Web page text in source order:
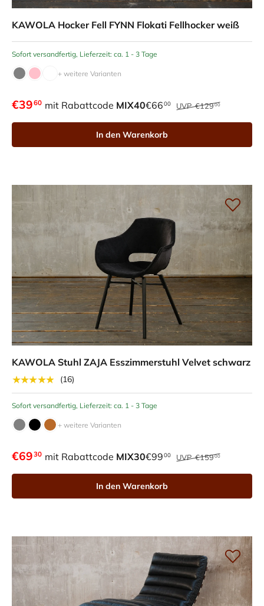
KAWOLA Hocker Fell FYNN Flokati Fellhocker weiß
Sofort versandfertig, Lieferzeit: ca. 1 - 3 Tage
+ weitere Varianten
€3960 mit Rabattcode MIX40€6600 UVP€12900
In den Warenkorb
KAWOLA Stuhl ZAJA Esszimmerstuhl Velvet schwarz
★★★★★
(16)
Sofort versandfertig, Lieferzeit: ca. 1 - 3 Tage
+ weitere Varianten
€6930 mit Rabattcode MIX30€9900 UVP€15900
In den Warenkorb